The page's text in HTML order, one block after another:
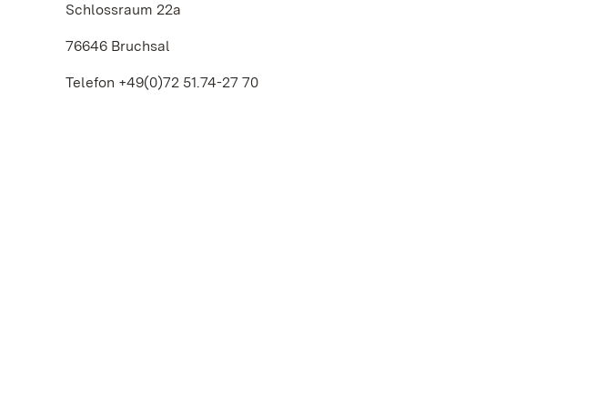
Schlossraum 22a
76646 Bruchsal
Telefon +49(0)72 51.74-27 70